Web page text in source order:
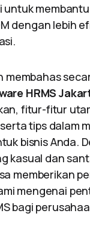
untuk
dengan lebih
membahas
HRMS
fitur-fitur
tips dalam
bisnis Anda.
kasual dan
memberikan
mengenai
bagi